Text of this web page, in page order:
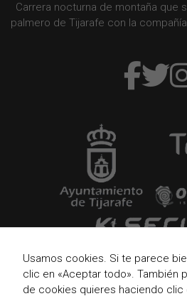
Carrera nocturna de montaña que
palmero de Tijarafe con la
Usamos cookies. Si te parece
clic en «Aceptar todo». También
de cookies quieres haciendo clic